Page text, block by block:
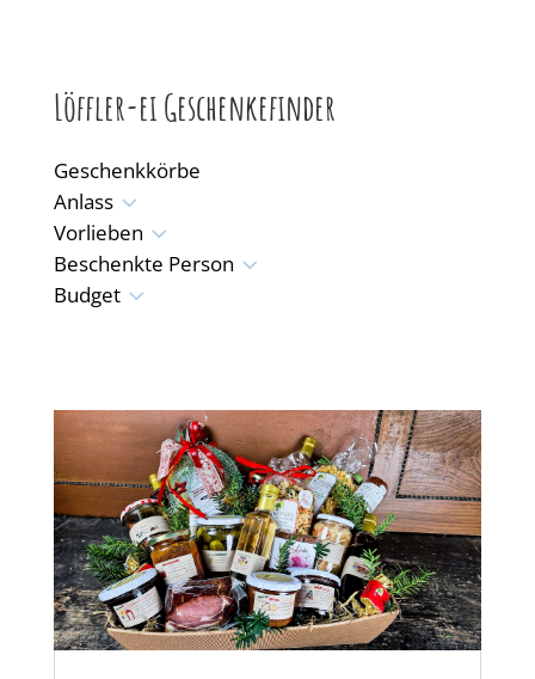
Löffler-ei Geschenkefinder
Geschenkkörbe
Anlass3
Vorlieben 3
Beschenkte Person 3
Budget3